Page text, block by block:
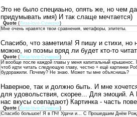
Это не было специаьно, опять же, но чем
придумывать имя) И так слаще мечтается)
Quote (Лиза-love-Сумерки)
Мне очень нравятся твои сравнения, метафоры, эпитеты.
Спасибо, что заметила! Я пишу и стихи, но
можно, но поэмы вряд ли будет кто-то
Quote (Лиза-love-Сумерки)
И вообще после каждой главы у меня капитальный
чтоб идти читать следующую главу, честно + ещё картинки
будоражили. Почему? Не знаю. Может ты мне объяснишь?
Наверное, так и должно быть. И мне
для удовольствия, скорее... Для эмоций.
нас вкусы совпадают) Картинка - часть
Quote (Лиза-love-Сумерки)
Спасибо большое! Я в ПЧ! Удачи и... С Прошедшим Днём